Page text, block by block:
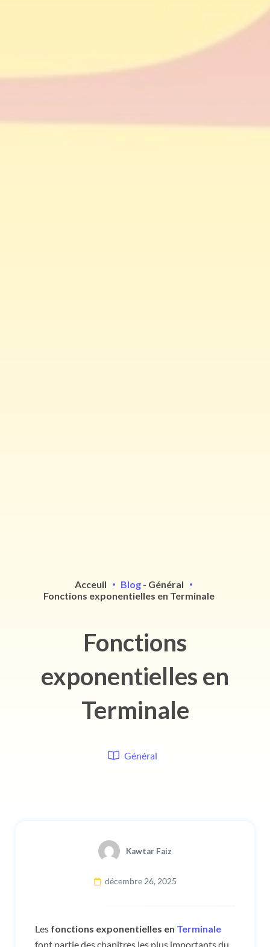
Acceuil Blog - Général
Fonctions exponentielles en Terminale
Fonctions
exponentielles en
Terminale
Général
Kawtar Faiz
décembre 26, 2025
Les fonctions exponentielles en Terminale
font partie des chapitres les plus importants du